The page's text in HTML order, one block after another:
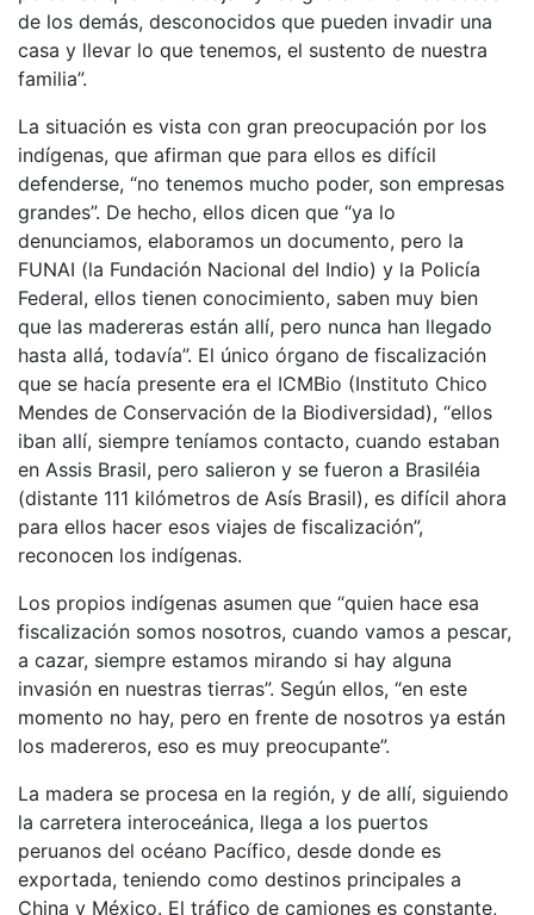
de los demás, desconocidos que pueden invadir una
casa y llevar lo que tenemos, el sustento de nuestra
familia”.
La situación es vista con gran preocupación por los
indígenas, que afirman que para ellos es difícil
defenderse, “no tenemos mucho poder, son empresas
grandes”. De hecho, ellos dicen que “ya lo
denunciamos, elaboramos un documento, pero la
FUNAI (la Fundación Nacional del Indio) y la Policía
Federal, ellos tienen conocimiento, saben muy bien
que las madereras están allí, pero nunca han llegado
hasta allá, todavía”. El único órgano de fiscalización
que se hacía presente era el ICMBio (Instituto Chico
Mendes de Conservación de la Biodiversidad), “ellos
iban allí, siempre teníamos contacto, cuando estaban
en Assis Brasil, pero salieron y se fueron a Brasiléia
(distante 111 kilómetros de Asís Brasil), es difícil ahora
para ellos hacer esos viajes de fiscalización”,
reconocen los indígenas.
Los propios indígenas asumen que “quien hace esa
fiscalización somos nosotros, cuando vamos a pescar,
a cazar, siempre estamos mirando si hay alguna
invasión en nuestras tierras”. Según ellos, “en este
momento no hay, pero en frente de nosotros ya están
los madereros, eso es muy preocupante”.
La madera se procesa en la región, y de allí, siguiendo
la carretera interoceánica, llega a los puertos
peruanos del océano Pacífico, desde donde es
exportada, teniendo como destinos principales a
China y México. El tráfico de camiones es constante,